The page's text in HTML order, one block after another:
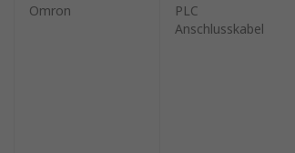
Omron
PLC
Anschlusskabel